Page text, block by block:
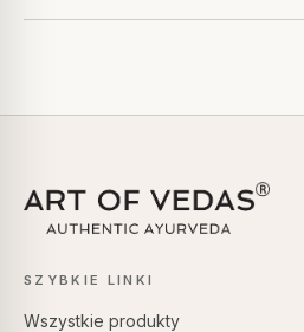
SZYBKIE LINKI
Wszystkie produkty